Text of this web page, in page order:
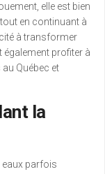
elle est bien
en continuant à
à transformer
également profiter à
Québec et
la
eaux parfois